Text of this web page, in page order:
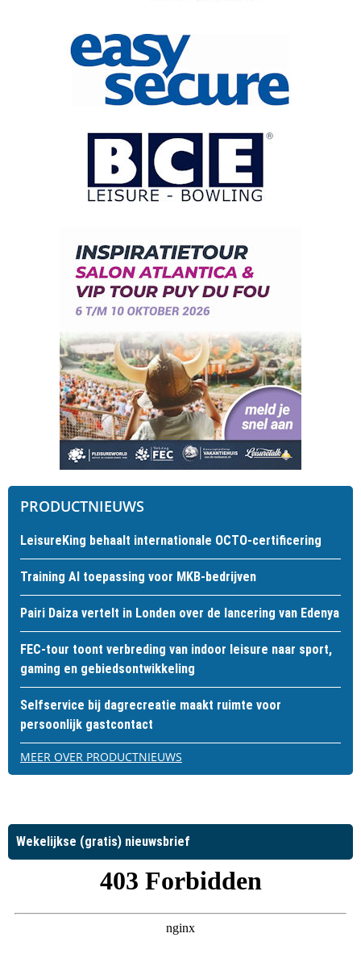
PRODUCTNIEUWS
LeisureKing behaalt internationale OCTO-certificering
Training AI toepassing voor MKB-bedrijven
Pairi Daiza vertelt in Londen over de lancering van Edenya
FEC-tour toont verbreding van indoor leisure naar sport,
gaming en gebiedsontwikkeling
Selfservice bij dagrecreatie maakt ruimte voor
persoonlijk gastcontact
MEER OVER PRODUCTNIEUWS
Wekelijkse (gratis) nieuwsbrief